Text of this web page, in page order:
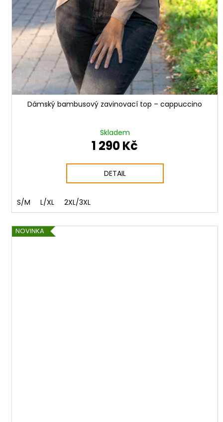
Dámský bambusový zavinovací top – cappuccino
Skladem
1 290 Kč
DETAIL
S/M L/XL 2XL/3XL
NOVINKA